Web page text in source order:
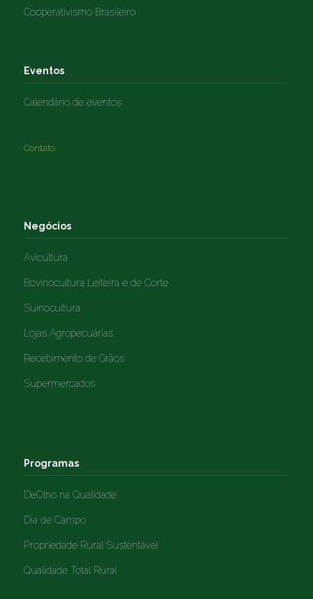
Cooperativismo Brasileiro
Eventos
Calendário de eventos
Contato
Negócios
Avicultura
Bovinocultura Leiteira e de Corte
Suinocultura
Lojas Agropecuárias
Recebimento de Grãos
Supermercados
Programas
DeOlho na Qualidade
Dia de Campo
Propriedade Rural Sustentável
Qualidade Total Rural